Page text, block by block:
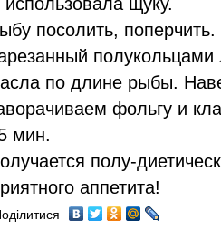
посолить,
полукольцами
по длине рыбы.
фольгу и
мин.
полу-
аппетита!